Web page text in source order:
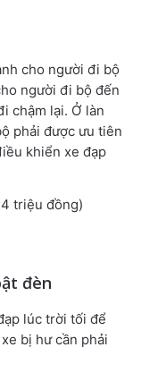
cho người đi bộ
người đi bộ đến
chậm lại. Ở làn
phải được ưu tiên
khiển xe đạp
triệu đồng)
đèn
lúc trời tối để
bị hư cần phải